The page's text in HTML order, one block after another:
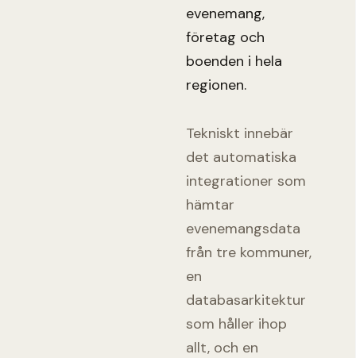
evenemang,
företag och
boenden i hela
regionen.
Tekniskt innebär
det automatiska
integrationer som
hämtar
evenemangsdata
från tre kommuner,
en
databasarkitektur
som håller ihop
allt, och en